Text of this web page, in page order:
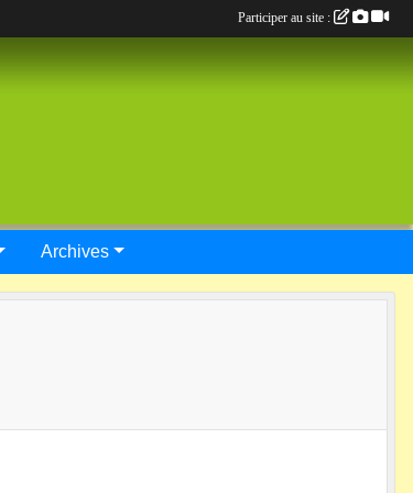
Archives
Participer au site :